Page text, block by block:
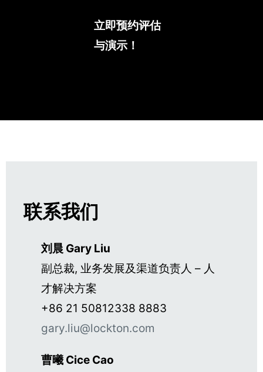
立即预约评估
与演示！
联系我们
刘晨 Gary Liu
副总裁, 业务发展及渠道负责人 – 人
才解决方案
+86 21 50812338 8883
gary.liu@lockton.com
曹曦 Cice Cao